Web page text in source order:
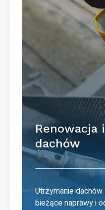
Renowacja
dachów
Utrzymanie
bieżące naprawy i